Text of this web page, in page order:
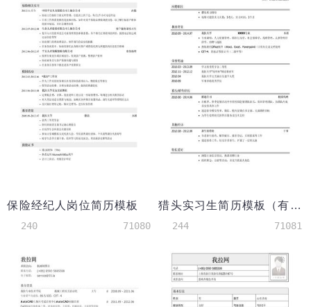
保险经纪人岗位简历模板
240 71080
猎头实习生简历模板（有荣誉奖励）
244 71081